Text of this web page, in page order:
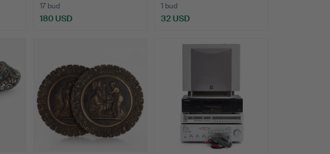
17 bud
180 USD
1 bud
32 USD